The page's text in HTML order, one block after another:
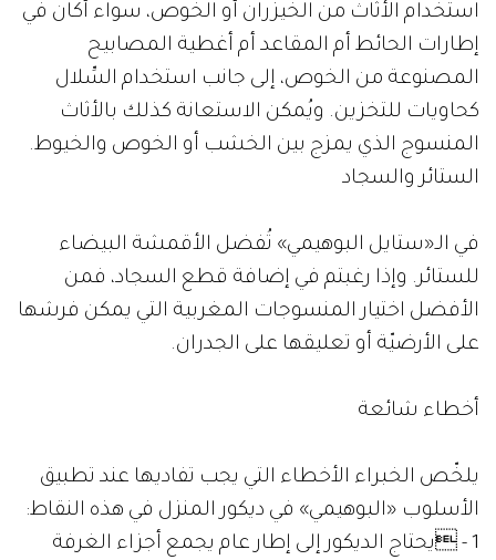
استخدام الأثاث من الخيزران أو الخوص، سواء أكان في
إطارات الحائط أم المقاعد أم أغطية المصابيح
المصنوعة من الخوص، إلى جانب استخدام السِّلال
كحاويات للتخزين. ويُمكن الاستعانة كذلك بالأثاث
المنسوج الذي يمزج بين الخشب أو الخوص والخيوط.
الستائر والسجاد
في الـ«ستايل البوهيمي» تُفضل الأقمشة البيضاء
للستائر. وإذا رغبتم في إضافة قطع السجاد، فمن
الأفضل اختيار المنسوجات المغربية التي يمكن فرشها
على الأرضيّة أو تعليقها على الجدران.
أخطاء شائعة
يلخّص الخبراء الأخطاء التي يجب تفاديها عند تطبيق
الأسلوب «البوهيمي» في ديكور المنزل في هذه النقاط:
1 - يحتاج الديكور إلى إطار عام يجمع أجزاء الغرفة